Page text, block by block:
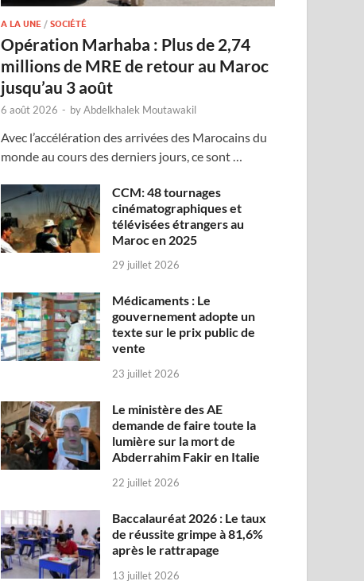
A LA UNE /SOCIÉTÉ
Opération Marhaba : Plus de 2,74
millions de MRE de retour au Maroc
jusqu’au 3 août
6 août 2026 - byAbdelkhalek Moutawakil
Avec l’accélération des arrivées des Marocains du
monde au cours des derniers jours, ce sont …
CCM: 48 tournages
cinématographiques et
télévisées étrangers au
Maroc en 2025
29 juillet 2026
Médicaments : Le
gouvernement adopte un
texte sur le prix public de
vente
23 juillet 2026
Le ministère des AE
demande de faire toute la
lumière sur la mort de
Abderrahim Fakir en Italie
22 juillet 2026
Baccalauréat 2026 : Le taux
de réussite grimpe à 81,6%
après le rattrapage
13 juillet 2026